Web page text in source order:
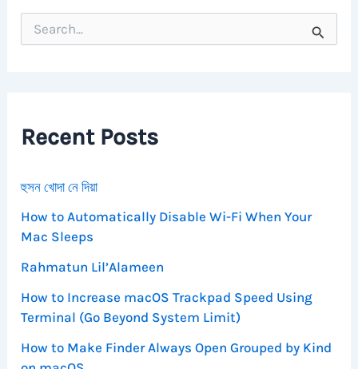
o
rRecent Posts
হুসন খোদা নে দিয়া
How to Automatically Disable Wi-Fi When Your
Mac Sleeps
Rahmatun Lil’Alameen
How to Increase macOS Trackpad Speed Using
Terminal (Go Beyond System Limit)
How to Make Finder Always Open Grouped by Kind